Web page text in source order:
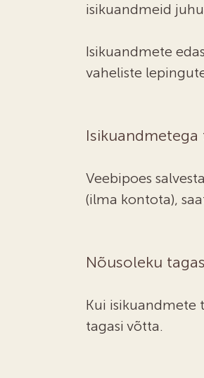
isikuandmeid
Isikuandmete
vaheliste
Veebipoes
(ilma kontota),
Nõusoleku
Kui isikuandmete
tagasi võtta.